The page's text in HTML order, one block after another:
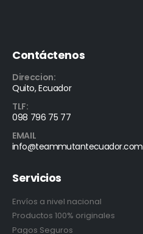
Contáctenos
Direccion:
Quito, Ecuador
TLF:
098 796 75 77
EMAIL
info@teammutantecuador.com
Servicios
Envíos a nivel nacional
Productos 100% originales
Pagos Seguros